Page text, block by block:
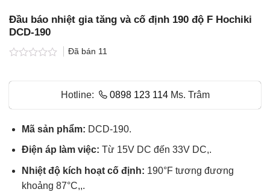
Đầu báo nhiệt gia tăng và cố định 190 độ F Hochiki
DCD-190
hạng
5
Đã bán 11
Hotline: 0898 123 114Ms. Trâm
Mã sản phẩm: DCD-190.
Điện áp làm việc: Từ 15V DC đến 33V DC,.
Nhiệt độ kích hoạt cố định: 190°F tương đương
khoảng 87°C,,.